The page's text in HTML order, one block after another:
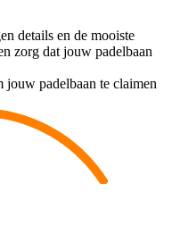
details en de mooiste
zorg dat jouw padelbaan
jouw padelbaan te claimen